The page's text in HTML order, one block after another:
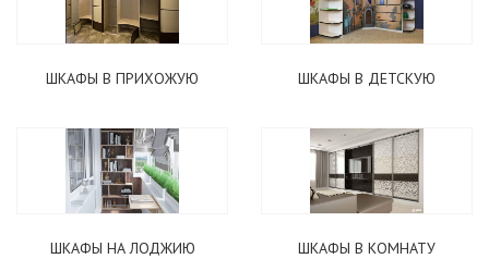
ШКАФЫ В ПРИХОЖУЮ ШКАФЫ В ДЕТСКУЮ
ШКАФЫ НА ЛОДЖИЮ ШКАФЫ В КОМНАТУ